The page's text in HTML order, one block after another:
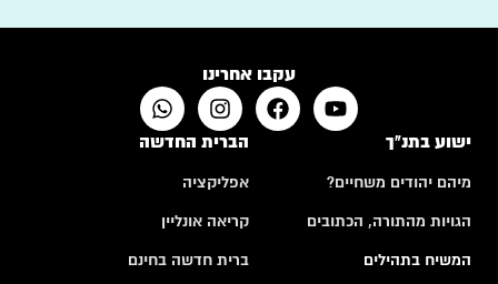
עקבו אחרינו
ישוע בתנ"ך
מיהם יהודים משחיים?
הגויות מהתורה, הכתובים
המשיח בתהילים
הברית החדשה
אפליקציה
קריאה אונליין
ברית חדשה בחינם